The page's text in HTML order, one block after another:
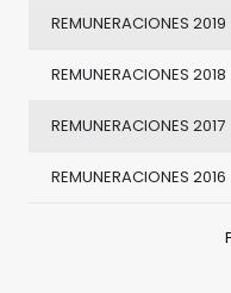
REMUNERACIONES 2019
REMUNERACIONES 2018
REMUNERACIONES 2017
REMUNERACIONES 2016